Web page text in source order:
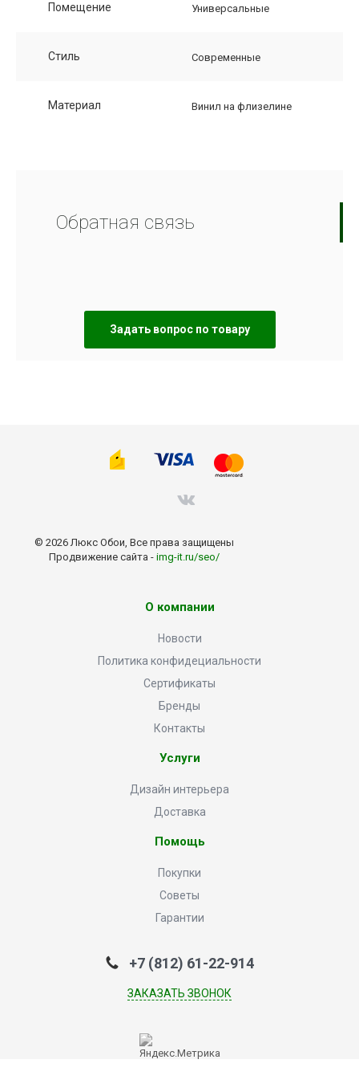
Помещение Универсальные
Стиль Современные
Материал Винил на флизелине
Обратная связь
Задать вопрос по товару
© 2026 Люкс Обои, Все права защищены
Продвижение сайта - img-it.ru/seo/
О компании
Новости
Политика конфидециальности
Сертификаты
Бренды
Контакты
Услуги
Дизайн интерьера
Доставка
Помощь
Покупки
Советы
Гарантии
+7 (812) 61-22-914
ЗАКАЗАТЬ ЗВОНОК